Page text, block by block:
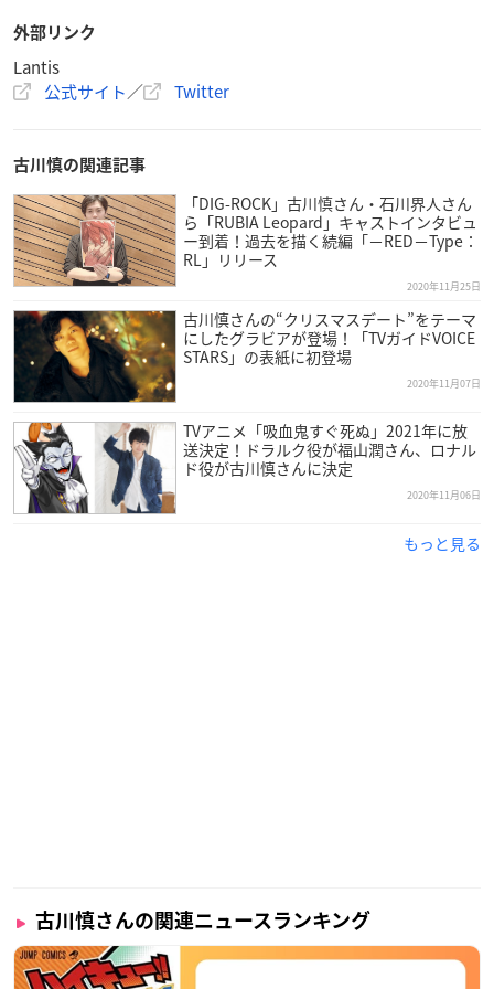
外部リンク
Lantis
公式サイト／ Twitter
古川慎の関連記事
「DIG-ROCK」古川慎さん・石川界人さん
ら「RUBIA Leopard」キャストインタビュ
ー到着！過去を描く続編「−RED−Type：
RL」リリース
2020年11月25日
古川慎さんの“クリスマスデート”をテーマ
にしたグラビアが登場！「TVガイドVOICE
STARS」の表紙に初登場
2020年11月07日
TVアニメ「吸血鬼すぐ死ぬ」2021年に放
送決定！ドラルク役が福山潤さん、ロナル
ド役が古川慎さんに決定
2020年11月06日
もっと見る
古川慎さんの関連ニュースランキング